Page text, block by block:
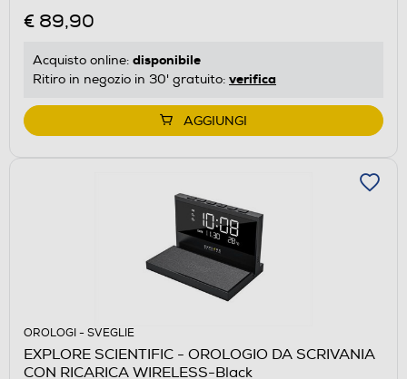
€ 89,90
Acquisto online: disponibile
Ritiro in negozio in 30' gratuito: verifica
AGGIUNGI
OROLOGI - SVEGLIE
EXPLORE SCIENTIFIC - OROLOGIO DA SCRIVANIA
CON RICARICA WIRELESS-Black